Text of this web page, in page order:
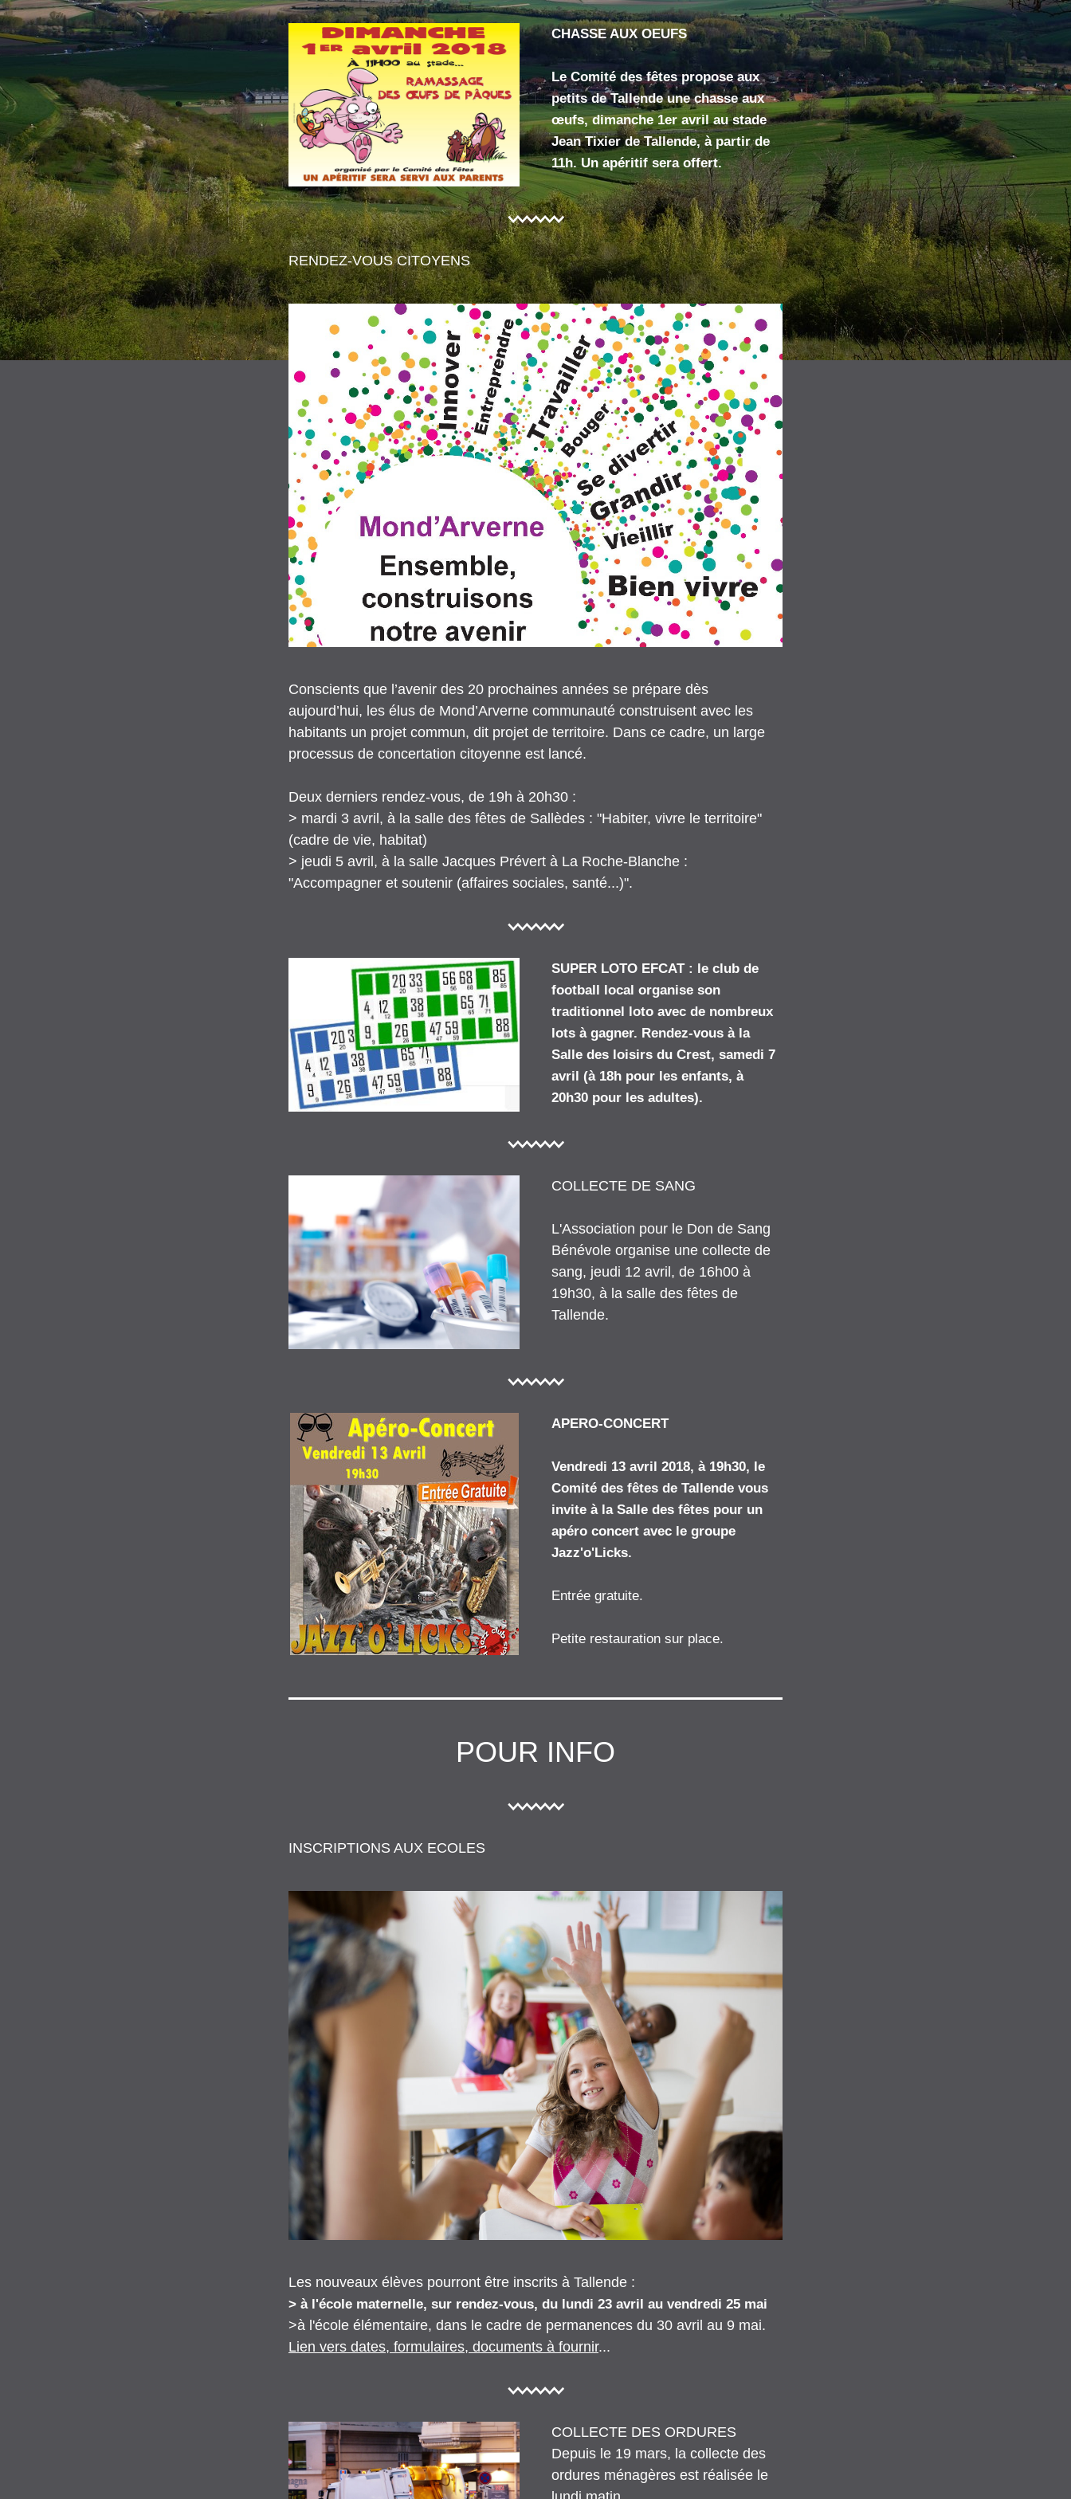
CHASSE AUX OEUFS
Le Comité des fêtes propose aux
petits de Tallende une chasse aux
œufs, dimanche 1er avril au stade
Jean Tixier de Tallende, à partir de
11h. Un apéritif sera offert.
RENDEZ-VOUS CITOYENS
Conscients que l’avenir des 20 prochaines années se prépare dès
aujourd’hui, les élus de Mond’Arverne communauté construisent avec les
habitants un projet commun, dit projet de territoire. Dans ce cadre, un large
processus de concertation citoyenne est lancé.
Deux derniers rendez-vous, de 19h à 20h30 :
> mardi 3 avril, à la salle des fêtes de Sallèdes : "Habiter, vivre le territoire"
(cadre de vie, habitat)
> jeudi 5 avril, à la salle Jacques Prévert à La Roche-Blanche :
"Accompagner et soutenir (affaires sociales, santé...)".
SUPER LOTO EFCAT : le club de
football local organise son
traditionnel loto avec de nombreux
lots à gagner. Rendez-vous à la
Salle des loisirs du Crest, samedi 7
avril (à 18h pour les enfants, à
20h30 pour les adultes).
COLLECTE DE SANG
L'Association pour le Don de Sang
Bénévole organise une collecte de
sang, jeudi 12 avril, de 16h00 à
19h30, à la salle des fêtes de
Tallende.
APERO-CONCERT
Vendredi 13 avril 2018, à 19h30, le
Comité des fêtes de Tallende vous
invite à la Salle des fêtes pour un
apéro concert avec le groupe
Jazz'o'Licks.
Entrée gratuite.
Petite restauration sur place.
POUR INFO
INSCRIPTIONS AUX ECOLES
Les nouveaux élèves pourront être inscrits à Tallende :
> à l'école maternelle, sur rendez-vous, du lundi 23 avril au vendredi 25 mai
>à l'école élémentaire, dans le cadre de permanences du 30 avril au 9 mai.
Lien vers dates, formulaires, documents à fournir...
COLLECTE DES ORDURES
Depuis le 19 mars, la collecte des
ordures ménagères est réalisée le